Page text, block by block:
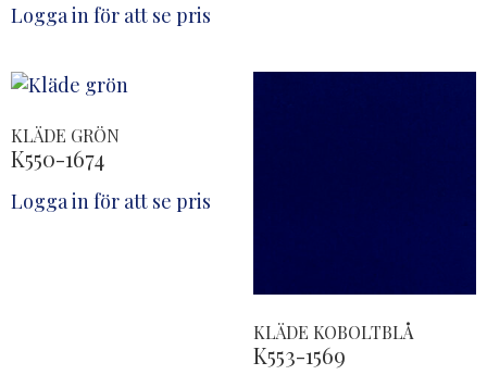
Logga in för att se pris
KLÄDE GRÖN
K550-1674
Logga in för att se pris
KLÄDE KOBOLTBLÅ
K553-1569